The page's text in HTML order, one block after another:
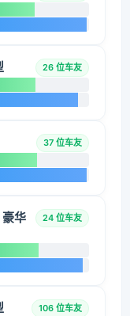
26 位车友
37 位车友
华
24 位车友
106 位车友